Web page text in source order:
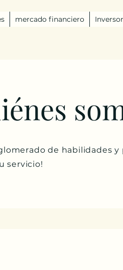
mercado financiero
de habilidades
servicio!